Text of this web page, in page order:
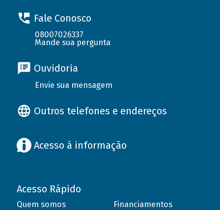
Fale Conosco
08007026337
Mande sua pergunta
Ouvidoria
Envie sua mensagem
Outros telefones e endereços
Acesso à informação
Acesso Rápido
Quem somos
Financiamentos